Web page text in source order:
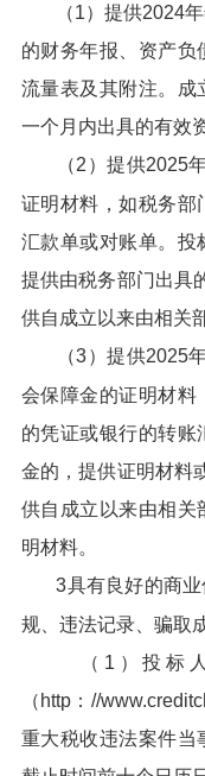
（1）提供2024
的财务年报、资产负
流量表及其附注。成
一个月内出具的有效
（2）提供2025
证明材料，如税务部
汇款单或对账单。投
提供由税务部门出具
供自成立以来由相关
（3）提供2025
会保障金的证明材料
的凭证或银行的转
金的，提供证明材料
供自成立以来由相关
明材料。
3具有良好的商
规、违法记录、骗取
（1）投标
（http：//
重大税收违法案件当